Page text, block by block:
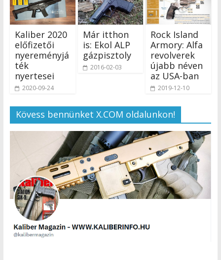
Kaliber 2020
előfizetői
nyereményjá
ték
nyertesei
2020-09-24
Már itthon
is: Ekol ALP
gázpisztoly
2016-02-03
Rock Island
Armory: Alfa
revolverek
újabb néven
az USA-ban
2019-12-10
Kövess bennünket X.COM oldalunkon!